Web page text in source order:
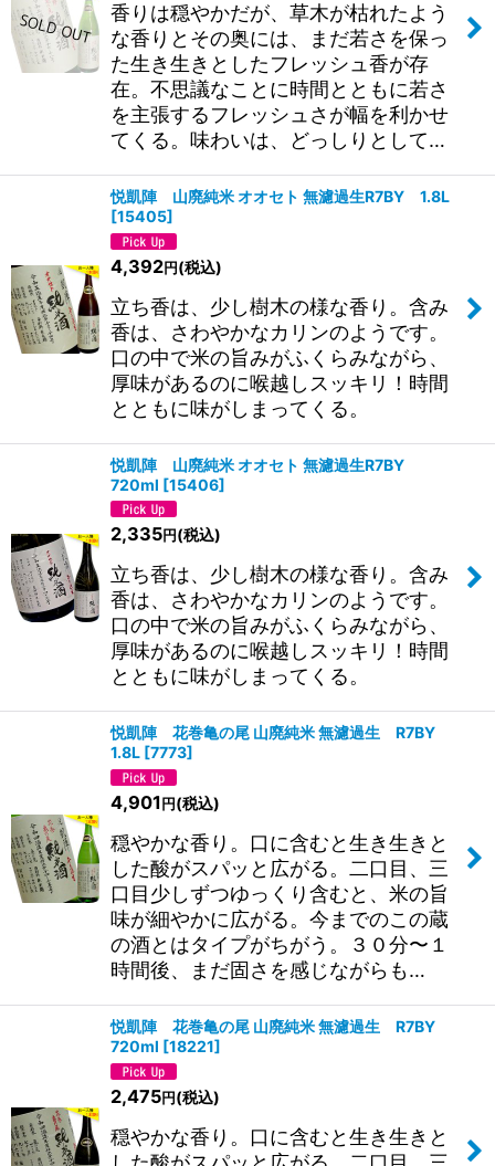
香りは穏やかだが、草木が枯れたよう
な香りとその奥には、まだ若さを保っ
た生き生きとしたフレッシュ香が存
在。不思議なことに時間とともに若さ
を主張するフレッシュさが幅を利かせ
てくる。味わいは、どっしりとして…
悦凱陣 山廃純米 オオセト 無濾過生R7BY 1.8L
[15405]
4,392円(税込)
立ち香は、少し樹木の様な香り。含み
香は、さわやかなカリンのようです。
口の中で米の旨みがふくらみながら、
厚味があるのに喉越しスッキリ！時間
とともに味がしまってくる。
悦凱陣 山廃純米 オオセト 無濾過生R7BY
720ml [15406]
2,335円 (税込)
立ち香は、少し樹木の様な香り。含み
香は、さわやかなカリンのようです。
口の中で米の旨みがふくらみながら、
厚味があるのに喉越しスッキリ！時間
とともに味がしまってくる。
悦凱陣 花巻亀の尾 山廃純米 無濾過生 R7BY
1.8L [7773]
4,901 円 (税込)
穏やかな香り。口に含むと生き生きと
した酸がスパッと広がる。二口目、三
口目少しずつゆっくり含むと、米の旨
味が細やかに広がる。今までのこの蔵
の酒とはタイプがちがう。３０分〜１
時間後、まだ固さを感じながらも…
悦凱陣 花巻亀の尾 山廃純米 無濾過生 R7BY
720ml [18221]
2,475円(税込)
穏やかな香り。口に含むと生き生きと